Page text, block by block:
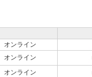
オンライン
オンライン
オンライン